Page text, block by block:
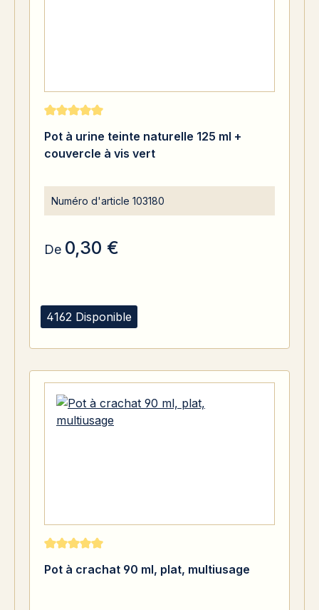
4162 Disponible
Note moyenne de 5 sur 5 étoiles
Pot à urine teinte naturelle 125 ml +
couvercle à vis vert
Numéro d'article 103180
De 0,30 €
Note moyenne de 5 sur 5 étoiles
Pot à crachat 90 ml, plat, multiusage